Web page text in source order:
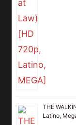
THE
Latino,